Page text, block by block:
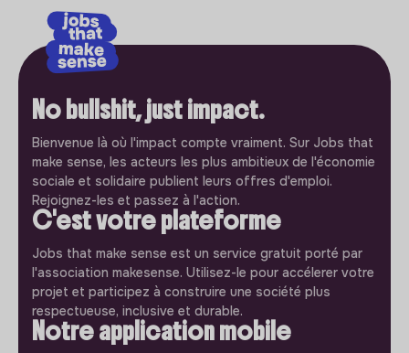
No bullshit, just impact.
Bienvenue là où l'impact compte vraiment. Sur Jobs that
make sense, les acteurs les plus ambitieux de l'économie
sociale et solidaire publient leurs offres d'emploi.
Rejoignez-les et passez à l'action.
C'est votre plateforme
Jobs that make sense est un service gratuit porté par
l'association makesense. Utilisez-le pour accélerer votre
projet et participez à construire une société plus
respectueuse, inclusive et durable.
Notre application mobile